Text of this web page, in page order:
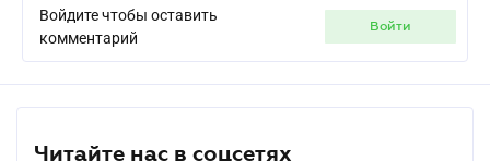
Войдите чтобы оставить
комментарий
войти
Читайте нас в соцсетях